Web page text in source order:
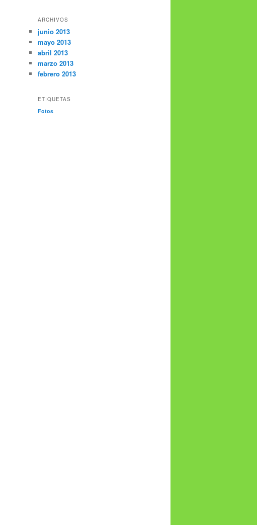
ARCHIVOS
junio 2013
mayo 2013
abril 2013
marzo 2013
febrero 2013
ETIQUETAS
Fotos